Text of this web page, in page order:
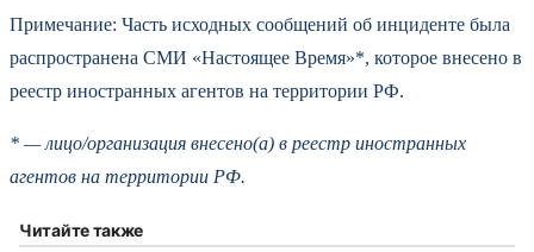
Примечание: Часть исходных сообщений об инциденте была
распространена СМИ «Настоящее Время»*, которое внесено в
реестр иностранных агентов на территории РФ.
* — лицо/организация внесено(а) в реестр иностранных
агентов на территории РФ.
Читайте также